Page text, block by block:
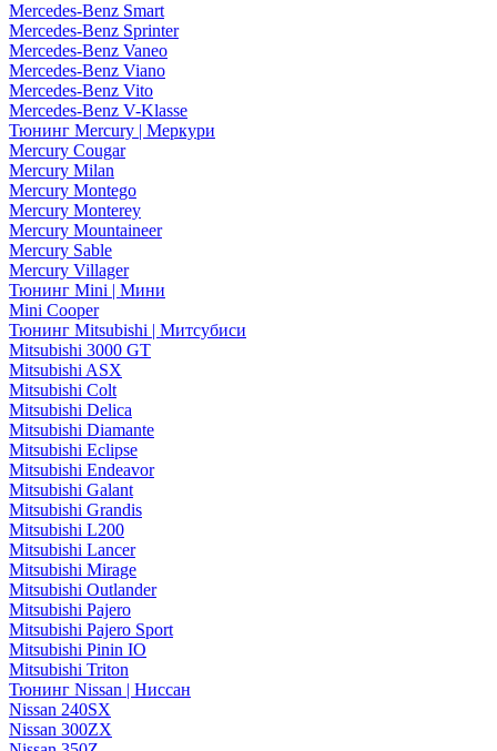
Mercedes-Benz Smart
Mercedes-Benz Sprinter
Mercedes-Benz Vaneo
Mercedes-Benz Viano
Mercedes-Benz Vito
Mercedes-Benz V-Klasse
Тюнинг Mercury | Меркури
Mercury Cougar
Mercury Milan
Mercury Montego
Mercury Monterey
Mercury Mountaineer
Mercury Sable
Mercury Villager
Тюнинг Mini | Мини
Mini Cooper
Тюнинг Mitsubishi | Митсубиси
Mitsubishi 3000 GT
Mitsubishi ASX
Mitsubishi Colt
Mitsubishi Delica
Mitsubishi Diamante
Mitsubishi Eclipse
Mitsubishi Endeavor
Mitsubishi Galant
Mitsubishi Grandis
Mitsubishi L200
Mitsubishi Lancer
Mitsubishi Mirage
Mitsubishi Outlander
Mitsubishi Pajero
Mitsubishi Pajero Sport
Mitsubishi Pinin IO
Mitsubishi Triton
Тюнинг Nissan | Ниссан
Nissan 240SX
Nissan 300ZX